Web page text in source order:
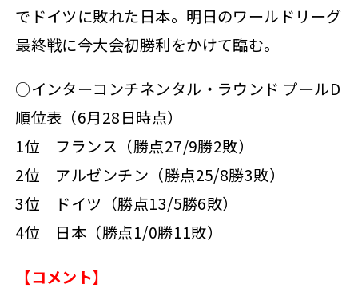
でドイツに敗れた日本。明日のワールドリーグ
最終戦に今大会初勝利をかけて臨む。
○インターコンチネンタル・ラウンド プールD
順位表（6月28日時点）
1位 フランス（勝点27/9勝2敗）
2位 アルゼンチン（勝点25/8勝3敗）
3位 ドイツ（勝点13/5勝6敗）
4位 日本（勝点1/0勝11敗）
【コメント】